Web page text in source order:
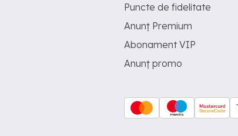
Puncte de fidelitate
Anunț Premium
Abonament VIP
Anunț promo